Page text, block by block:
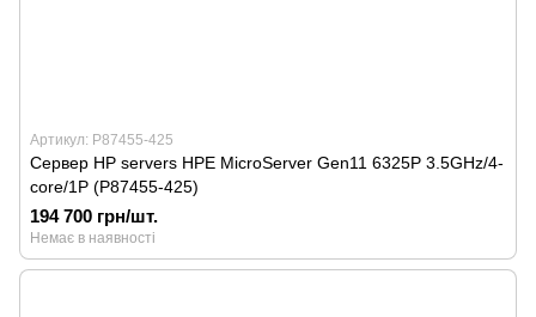
Артикул: P87455-425
Сервер HP servers HPE MicroServer Gen11 6325P 3.5GHz/4-
core/1P (P87455-425)
194 700 грн/шт.
Немає в наявності